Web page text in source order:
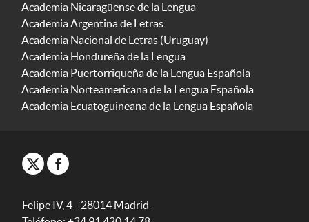
Academia Nicaragüense de la Lengua
Academia Argentina de Letras
Academia Nacional de Letras (Uruguay)
Academia Hondureña de la Lengua
Academia Puertorriqueña de la Lengua Española
Academia Norteamericana de la Lengua Española
Academia Ecuatoguineana de la Lengua Española
Felipe IV, 4 - 28014 Madrid -